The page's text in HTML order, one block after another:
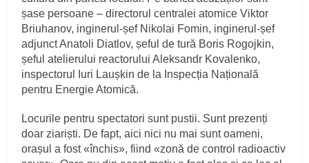
șase persoane – directorul centralei atomice Viktor
Briuhanov, inginerul‑șef Nikolai Fomin, inginerul‑șef
adjunct Anatoli Diatlov, șeful de tură Boris Rogojkin,
șeful atelierului reactorului Aleksandr Kovalenko,
inspectorul Iuri Laușkin de la Inspecția Națională
pentru Energie Atomică.
Locurile pentru spectatori sunt pustii. Sunt prezenți
doar ziariști. De fapt, aici nici nu mai sunt oameni,
orașul a fost «închis», fiind «zonă de control radioactiv